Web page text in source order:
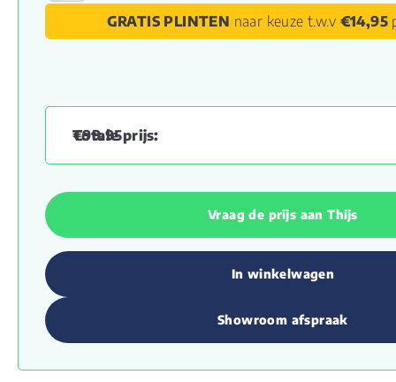
GRATIS PLINTEN naar keuze t.w.v €14,95
€99.95
Vraag de prijs aan Thijs
In winkelwagen
Showroom afspraak